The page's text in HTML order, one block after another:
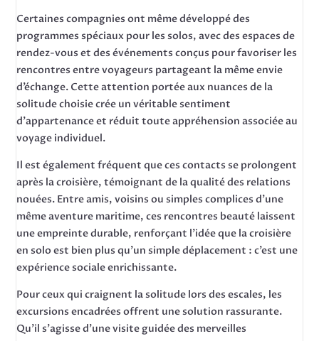
Certaines compagnies ont même développé des
programmes spéciaux pour les solos, avec des espaces de
rendez-vous et des événements conçus pour favoriser les
rencontres entre voyageurs partageant la même envie
d’échange. Cette attention portée aux nuances de la
solitude choisie crée un véritable sentiment
d’appartenance et réduit toute appréhension associée au
voyage individuel.
Il est également fréquent que ces contacts se prolongent
après la croisière, témoignant de la qualité des relations
nouées. Entre amis, voisins ou simples complices d’une
même aventure maritime, ces rencontres beauté laissent
une empreinte durable, renforçant l’idée que la croisière
en solo est bien plus qu’un simple déplacement : c’est une
expérience sociale enrichissante.
Pour ceux qui craignent la solitude lors des escales, les
excursions encadrées offrent une solution rassurante.
Qu’il s’agisse d’une visite guidée des merveilles